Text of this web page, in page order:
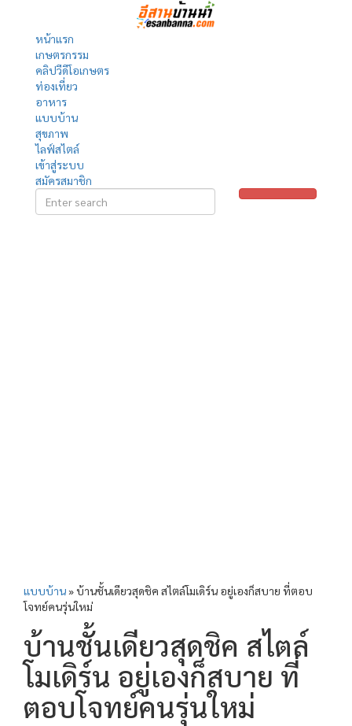
หน้าแรก
เกษตรกรรม
คลิปวีดีโอเกษตร
ท่องเที่ยว
อาหาร
แบบบ้าน
สุขภาพ
ไลฟ์สไตล์
เข้าสู่ระบบ
สมัครสมาชิก
แบบบ้าน»บ้านชั้นเดียวสุดชิค สไตล์โมเดิร์น อยู่เองก็สบาย ที่ตอบ
โจทย์คนรุ่นใหม่
บ้านชั้นเดียวสุดชิค สไตล์
โมเดิร์น อยู่เองก็สบาย ที่
ตอบโจทย์คนรุ่นใหม่